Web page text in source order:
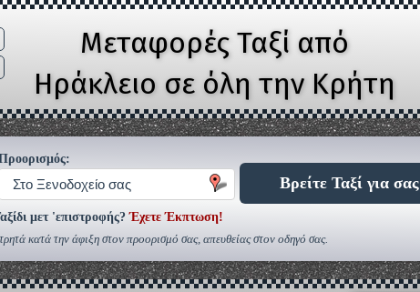
Μεταφορές Ταξί από
Ηράκλειο σε όλη την Κρήτη
Στο Ξενοδοχείο σας Βρείτε Ταξί για σας
μετ 'επιστροφής? Έχετε Έκπτωση!
κατά την άφιξη στον προορισμό σας, απευθείας στον οδηγό σας.